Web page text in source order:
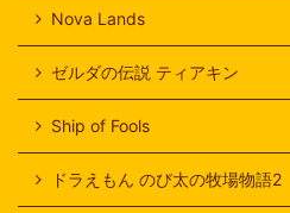
Nova Lands
ゼルダの伝説 ティアキン
Ship of Fools
ドラえもん のび太の牧場物語2